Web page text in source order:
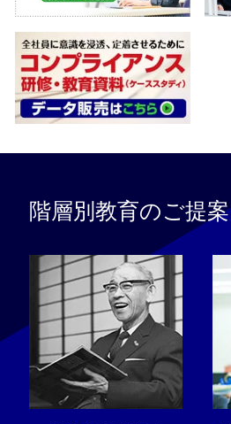
階層別教育のご提案